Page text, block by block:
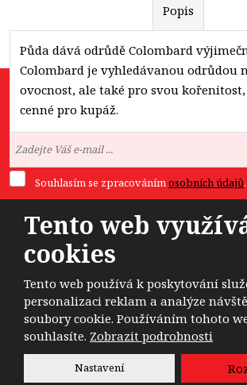
Popis
Půda dává odrůdě Colombard
Colombard je vyhledávanou odrůdou
ovocnost, ale také pro svou
cenné pro kupáž.Novinky na e-mail:
Souhlasím se zpracovánímosobních údajů.
Formulář
se
nepodařilo
odeslat.
© 2026, Dobrá Nálada, a.s. - všechna
eBRÁNA
Tento web
cookies
Tento web používá k poskytování
personalizaci reklam a analýze
soubory cookie. Používáním tohoto
souhlasíte. Zobrazit podrobnosti
Nastavení